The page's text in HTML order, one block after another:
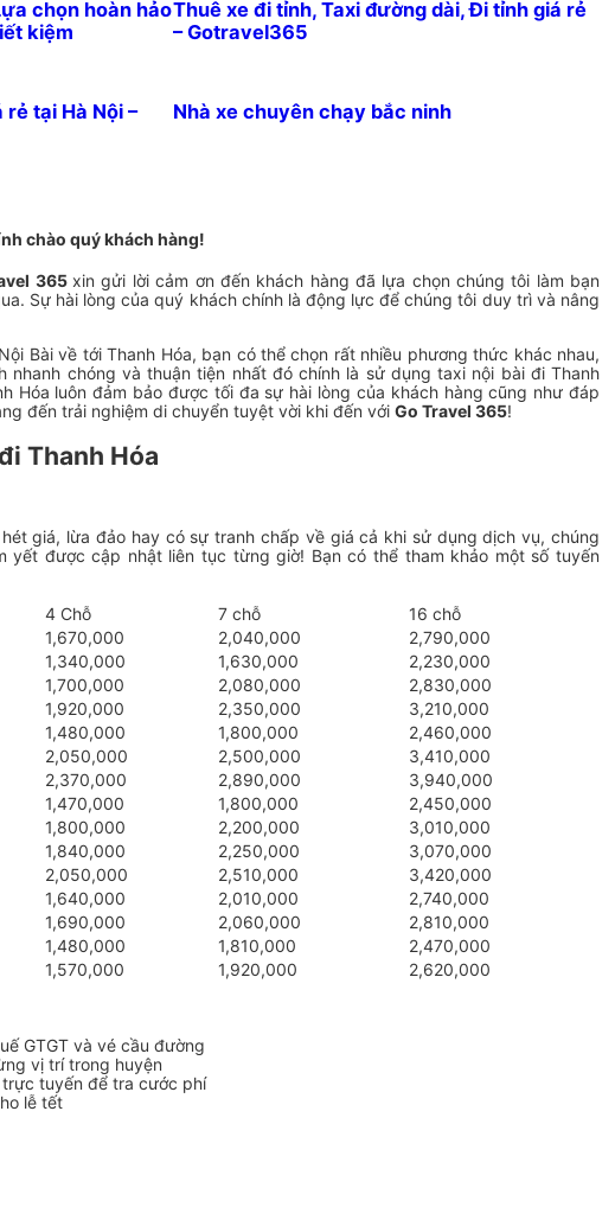
chọn hoàn hảo
kiệm
Thuê xe đi tỉnh, Taxi đường dài, Đi tỉnh giá rẻ
– Gotravel365
tại Hà Nội –
Nhà xe chuyên chạy bắc ninh
chào quý khách hàng!
365xin gửi lời cảm ơn đến khách hàng đã lựa chọn chúng tôi làm bạn
Sự hài lòng của quý khách chính là động lực để chúng tôi duy trì và nâng
Bài về tới Thanh Hóa, bạn có thể chọn rất nhiều phương thức khác nhau,
nhanh chóng và thuận tiện nhất đó chính là sử dụng taxi nội bài đi Thanh
Hóa luôn đảm bảo được tối đa sự hài lòng của khách hàng cũng như đáp
đến trải nghiệm di chuyển tuyệt vời khi đến với Go Travel 365!
Thanh Hóa
giá, lừa đảo hay có sự tranh chấp về giá cả khi sử dụng dịch vụ, chúng
yết được cập nhật liên tục từng giờ! Bạn có thể tham khảo một số tuyến
4 Chỗ 7 chỗ
16 chỗ
1,670,000 2,040,000
2,790,000
1,340,000 1,630,000
2,230,000
1,700,000 2,080,000
2,830,000
1,920,000 2,350,000
3,210,000
1,480,000 1,800,000
2,460,000
2,050,000 2,500,000
3,410,000
2,370,000 2,890,000
3,940,000
1,470,000 1,800,000
2,450,000
1,800,000 2,200,000
3,010,000
1,840,000 2,250,000
3,070,000
2,050,000 2,510,000
3,420,000
1,640,000 2,010,000
2,740,000
1,690,000 2,060,000
2,810,000
1,480,000 1,810,000
2,470,000
1,570,000 1,920,000
2,620,000
GTGT và vé cầu đường
vị trí trong huyện
tuyến để tra cước phí
lễ tết